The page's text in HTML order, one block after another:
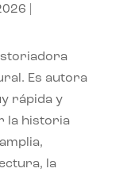
Es autora
rápida y
la historia
la